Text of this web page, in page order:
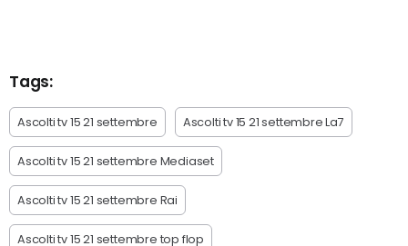
Tags:
Ascolti tv 15 21 settembre Ascolti tv 15 21 settembre La7
Ascolti tv 15 21 settembre Mediaset
Ascolti tv 15 21 settembre Rai
Ascolti tv 15 21 settembre top flop